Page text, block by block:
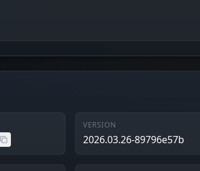
VERSION
2026.03.26-89796e57b